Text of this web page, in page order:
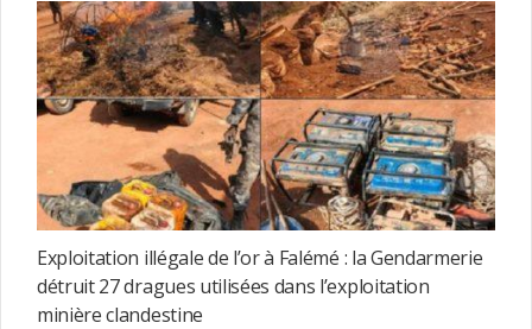
Exploitation illégale de l’or à Falémé : la Gendarmerie
détruit 27 dragues utilisées dans l’exploitation
minière clandestine